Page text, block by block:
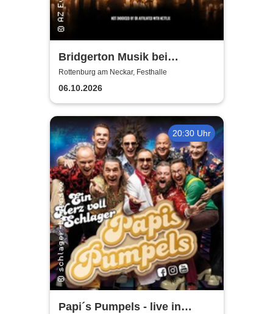
Bridgerton Musik bei
Kerzenschein
Rottenburg am Neckar, Festhalle
06.10.2026
20:30 Uhr
Papi´s Pumpels - live in